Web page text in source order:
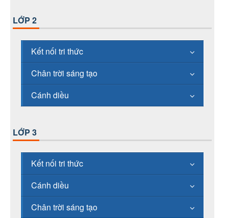
LỚP 2
Kết nối tri thức
Chân trời sáng tạo
Cánh diều
LỚP 3
Kết nối tri thức
Cánh diều
Chân trời sáng tạo